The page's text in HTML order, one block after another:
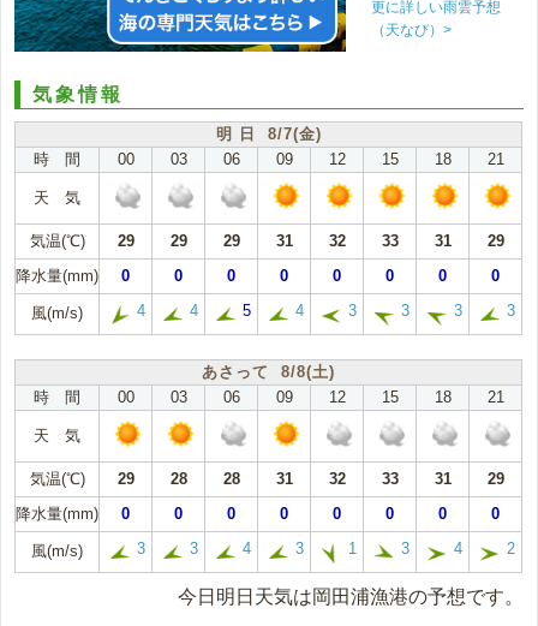
更に詳しい雨雲予想
（天なび）>
気象情報
明 日 8/7(金)
時 間
00 03 06 09 12 15 18 21
天 気
気温(℃) 29 29 29 31 32 33 31
29
降水量(mm)
0 0 0 0 0 0 0 0
風(m/s) 4 4 5 4 3 3 3 3
あさって 8/8(土)
時 間
00 03 06 09 12 15 18 21
天 気
気温(℃) 29 28 28 31 32 33 31
29
降水量(mm)
0 0 0 0 0 0 0 0
風(m/s) 3 3 4 3 1 3 4 2
今日明日天気は岡田浦漁港の予想です。